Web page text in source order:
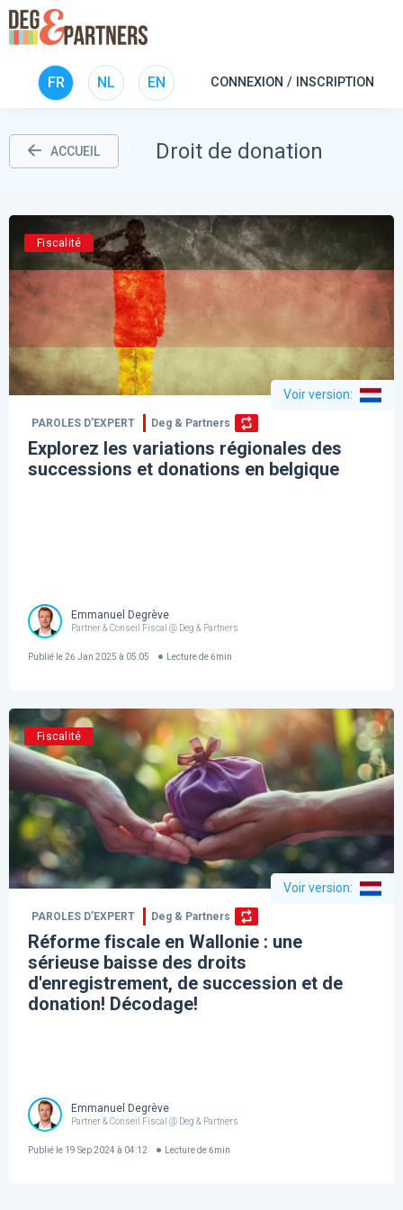
FR NL EN CONNEXION / INSCRIPTION
ACCUEIL Droit de donation
Fiscalité
Voir version:
PAROLES D’EXPERT Deg & Partners
Explorez les variations régionales des
successions et donations en belgique
Emmanuel Degrève
Partner & Conseil Fiscal @ Deg & Partners
Publié le26 Jan 2025 à 05:05 Lecture de 6min
Fiscalité
Voir version:
PAROLES D’EXPERT Deg & Partners
Réforme fiscale en Wallonie : une
sérieuse baisse des droits
d'enregistrement, de succession et de
donation! Décodage!
Emmanuel Degrève
Partner & Conseil Fiscal @ Deg & Partners
Publié le 19 Sep 2024 à 04:12 Lecture de 6min